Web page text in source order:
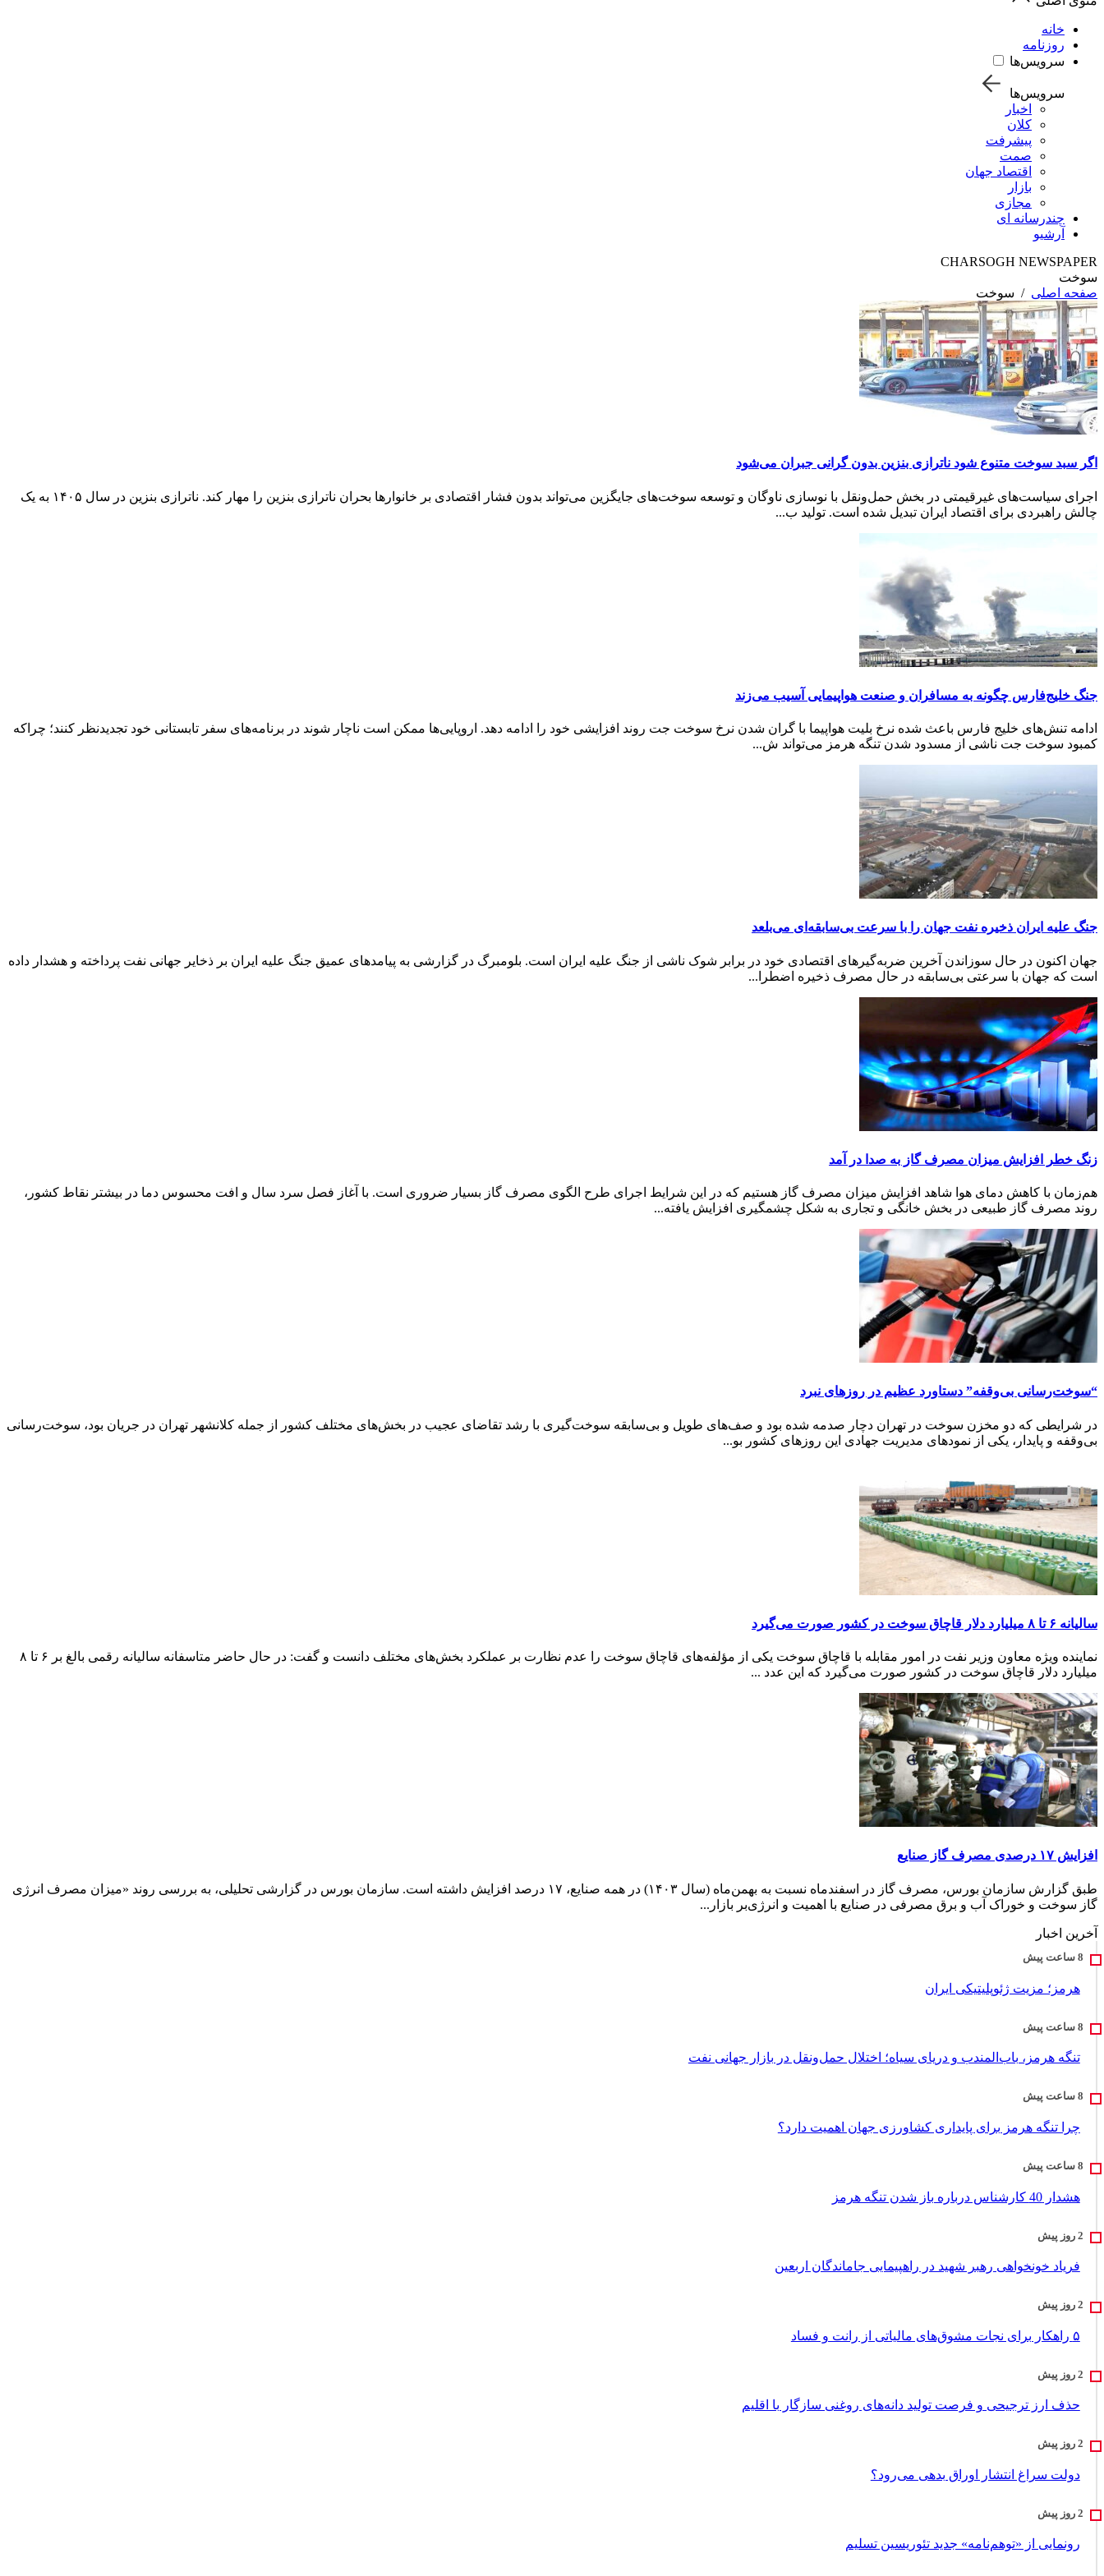
خانه
روزنامه
سرویس‌ها
سرویس‌ها
اخبار
کلان
پیشرفت
صمت
اقتصاد جهان
بازار
مجازی
چندرسانه ای
آرشیو
CHARSOGH NEWSPAPER
سوخت
صفحه اصلی / سوخت
اگر سبد سوخت متنوع شود ناترازی بنزین بدون گرانی جبران می‌شود
اجرای سیاست‌های غیرقیمتی در بخش حمل‌ونقل با نوسازی ناوگان و توسعه سوخت‌های جایگزین می‌تواند بدون فشار اقتصادی بر خانوارها بحران ناترازی بنزین را مهار کند. ناترازی بنزین در سال ۱۴۰۵ به یک
چالش راهبردی برای اقتصاد ایران تبدیل شده است. تولید ب...
جنگ خلیج‌فارس چگونه به مسافران و صنعت هواپیمایی آسیب می‌زند
ادامه تنش‌های خلیج فارس باعث شده نرخ بلیت هواپیما با گران شدن نرخ سوخت جت روند افزایشی خود را ادامه دهد. اروپایی‌ها ممکن است ناچار شوند در برنامه‌های سفر تابستانی خود تجدیدنظر کنند؛ چراکه
کمبود سوخت جت ناشی از مسدود شدن تنگه هرمز می‌تواند ش...
جنگ علیه ایران ذخیره نفت جهان را با سرعت بی‌سابقه‌ای می‌بلعد
جهان اکنون در حال سوزاندن آخرین ضربه‌گیرهای اقتصادی خود در برابر شوک ناشی از جنگ علیه ایران است. بلومبرگ در گزارشی به پیامدهای عمیق جنگ علیه ایران بر ذخایر جهانی نفت پرداخته و هشدار داده
است که جهان با سرعتی بی‌سابقه در حال مصرف ذخیره اضطرا...
زنگ خطر افزایش میزان مصرف گاز به صدا در آمد
هم‌زمان با کاهش دمای هوا شاهد افزایش میزان مصرف گاز هستیم که در این شرایط اجرای طرح الگوی مصرف گاز بسیار ضروری است. با آغاز فصل سرد سال و افت محسوس دما در بیشتر نقاط کشور،
روند مصرف گاز طبیعی در بخش خانگی و تجاری به شکل چشمگیری افزایش یافته...
“سوخت‌رسانی بی‌وقفه” دستاورد عظیم در روزهای نبرد
در شرایطی که دو مخزن سوخت در تهران دچار صدمه شده بود و صف‌های طویل و بی‌سابقه سوخت‌گیری با رشد تقاضای عجیب در بخش‌های مختلف کشور از جمله کلانشهر تهران در جریان بود، سوخت‌رسانی
بی‌وقفه و پایدار، یکی از نمودهای مدیریت جهادی این روزهای کشور بو...
سالیانه ۶ تا ۸ میلیارد دلار قاچاق سوخت در کشور صورت می‌گیرد
نماینده ویژه معاون وزیر نفت در امور مقابله با قاچاق سوخت یکی از مؤلفه‌های قاچاق سوخت را عدم نظارت بر عملکرد بخش‌های مختلف دانست و گفت: در حال حاضر متاسفانه سالیانه رقمی بالغ بر ۶ تا ۸
میلیارد دلار قاچاق سوخت در کشور صورت می‌گیرد که این عدد ...
افزایش ۱۷ درصدی مصرف گاز صنایع
طبق گزارش سازمان بورس، مصرف گاز در اسفندماه نسبت به بهمن‌ماه (سال ۱۴۰۳) در همه صنایع، ۱۷ درصد افزایش داشته است. سازمان بورس در گزارشی تحلیلی، به بررسی روند «میزان مصرف انرژی
گاز سوخت و خوراک آب و برق مصرفی در صنایع با اهمیت و انرژی‌بر بازار...
آخرین اخبار
هرمز؛ مزیت ژئوپلیتیکی ایران
تنگه هرمز، باب‌المندب و دریای سیاه؛ اختلال حمل‌ونقل در بازار جهانی نفت
چرا تنگه هرمز برای پایداری کشاورزی جهان اهمیت دارد؟
هشدار 40 کارشناس درباره باز شدن تنگه هرمز
فریاد خونخواهی رهبر شهید در راهپیمایی جاماندگان اربعین
۵ راهکار برای نجات مشوق‌های مالیاتی از رانت و فساد
حذف ارز ترجیحی و فرصت تولید دانه‌های روغنی سازگار با اقلیم
دولت سراغ انتشار اوراق بدهی می‌رود؟
رونمایی از «توهم‌نامه» جدید تئور‌یسین تسلیم